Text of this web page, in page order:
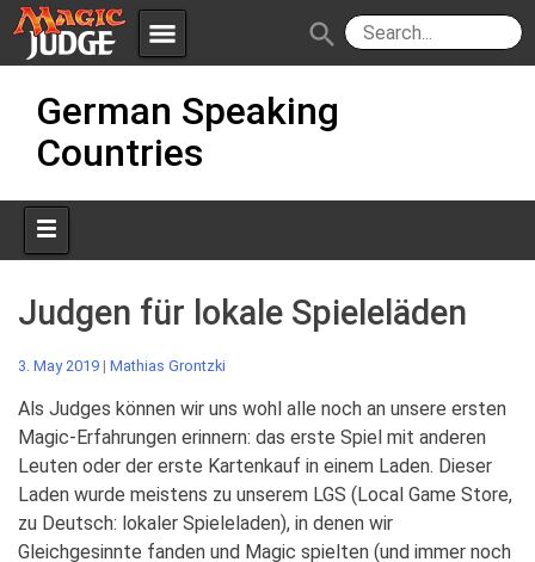
menu
JudgeApps
Policies
search
content
German Speaking
Countries
Judgen für lokale Spieleläden
3. May 2019 | Mathias Grontzki
Als Judges können wir uns wohl alle noch an unsere ersten
Magic-Erfahrungen erinnern: das erste Spiel mit anderen
Leuten oder der erste Kartenkauf in einem Laden. Dieser
Laden wurde meistens zu unserem LGS (Local Game Store,
zu Deutsch: lokaler Spieleladen), in denen wir
Gleichgesinnte fanden und Magic spielten (und immer noch